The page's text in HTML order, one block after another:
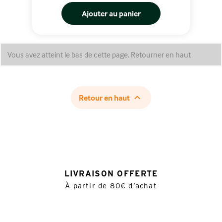
Ajouter au panier
Vous avez atteint le bas de cette page. Retourner en haut
Retour en haut 
LIVRAISON OFFERTE
À partir de 80€ d’achat